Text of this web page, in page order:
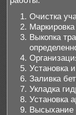
Очистка
Выкопка
Установка
Заливка
Укладка
Установка
Высыхание